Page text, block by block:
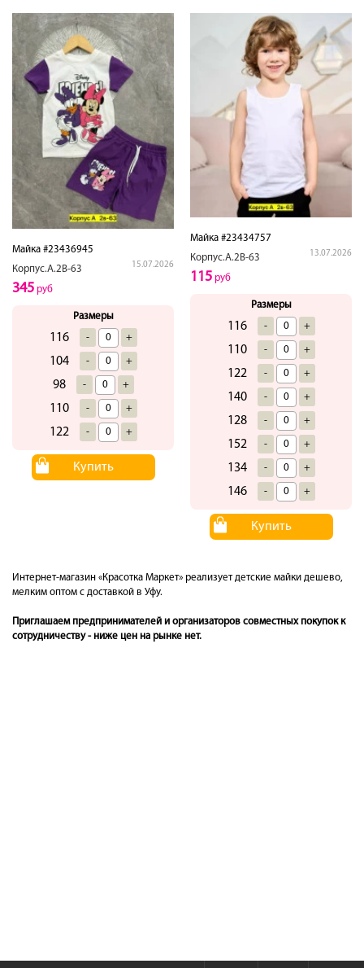
Майка #23436945
Корпус.А.2В-63
15.07.2026
345 руб
Размеры
116 - +
104 - +
98 - +
110 - +
122 - +
Купить
Майка #23434757
Корпус.А.2В-63
13.07.2026
115 руб
Размеры
116 - +
110 - +
122 - +
140 - +
128 - +
152 - +
134 - +
146 - +
Купить
Интернет-магазин «Красотка Маркет» реализует детские майки дешево,
мелким оптом с доставкой в Уфу.
Приглашаем предпринимателей и организаторов совместных покупок к
сотрудничеству - ниже цен на рынке нет.